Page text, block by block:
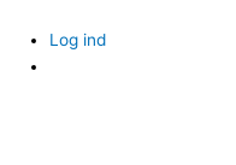
content
Log ind